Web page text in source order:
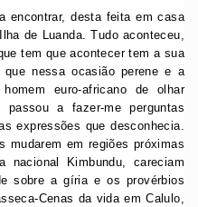
encontrar, desta feita em casa
de Luanda. Tudo aconteceu,
tem que acontecer tem a sua
nessa ocasião perene e a
euro-africano de olhar
a fazer-me perguntas
expressões que desconhecia.
mudarem em regiões próximas
nacional Kimbundu, careciam
sobre a gíria e os provérbios
Cenas da vida em Calulo,